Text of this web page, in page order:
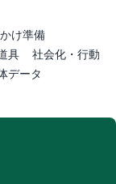
け準備
具
社会化・行動
データ